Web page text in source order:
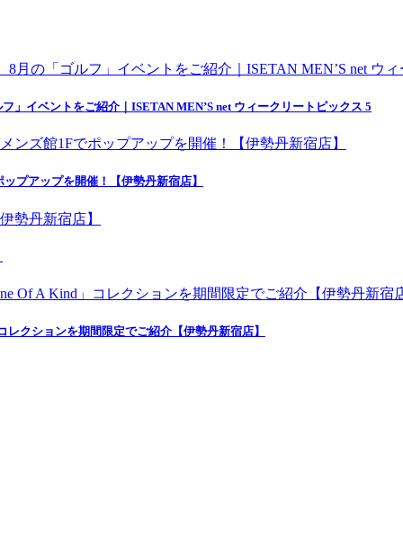
イベントをご紹介｜ISETAN MEN’S net ウィークリートピックス 5
プアップを開催！【伊勢丹新宿店】
クションを期間限定でご紹介【伊勢丹新宿店】